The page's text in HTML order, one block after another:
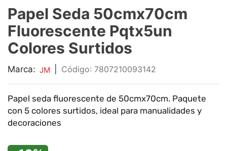
Papel Seda 50cmx70cm
Fluorescente Pqtx5un
Colores Surtidos
Marca: JM : 7807210093142
Papel seda fluorescente de 50cmx70cm. Paquete
con 5 colores surtidos, ideal para manualidades y
decoraciones
6
marcadores
impresora
cuadernos